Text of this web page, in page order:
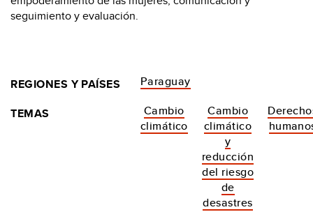
seguimiento y evaluación.
REGIONES Y PAÍSES
Paraguay
TEMAS
Cambio
climático
Cambio
climático
y
reducción
del riesgo
de
desastres